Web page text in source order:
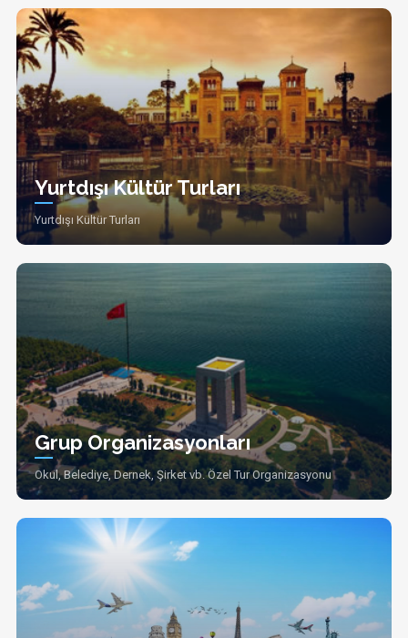
Yurtdışı Kültür Turları
Yurtdışı Kültür Turları
Grup Organizasyonları
Okul, Belediye, Dernek, Şirket vb. Özel Tur Organizasyonu